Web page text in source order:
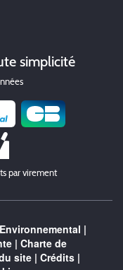
simplicité
par virement
|
| Charte de
site | Crédits |